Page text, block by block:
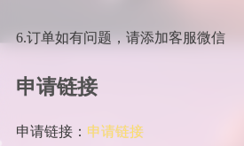
6.订单如有问题，请添加客服微信
申请链接
申请链接： 申请链接